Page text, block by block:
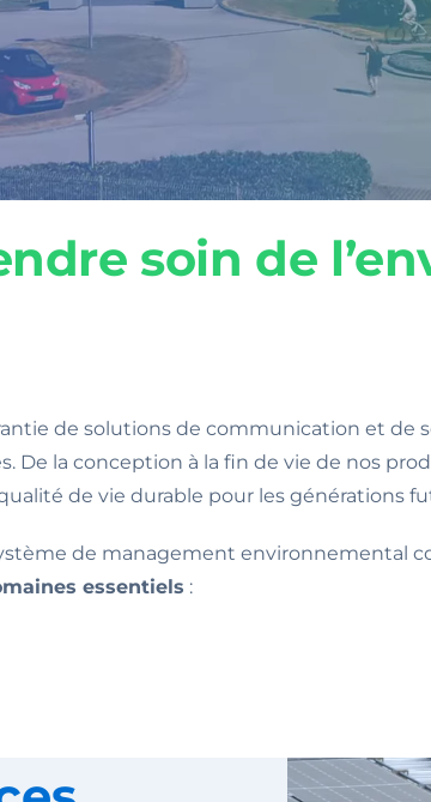
soin de
de solutions de communication et
la conception à la fin de vie de nos
de vie durable pour les générations
de management environnemental
essentiels :